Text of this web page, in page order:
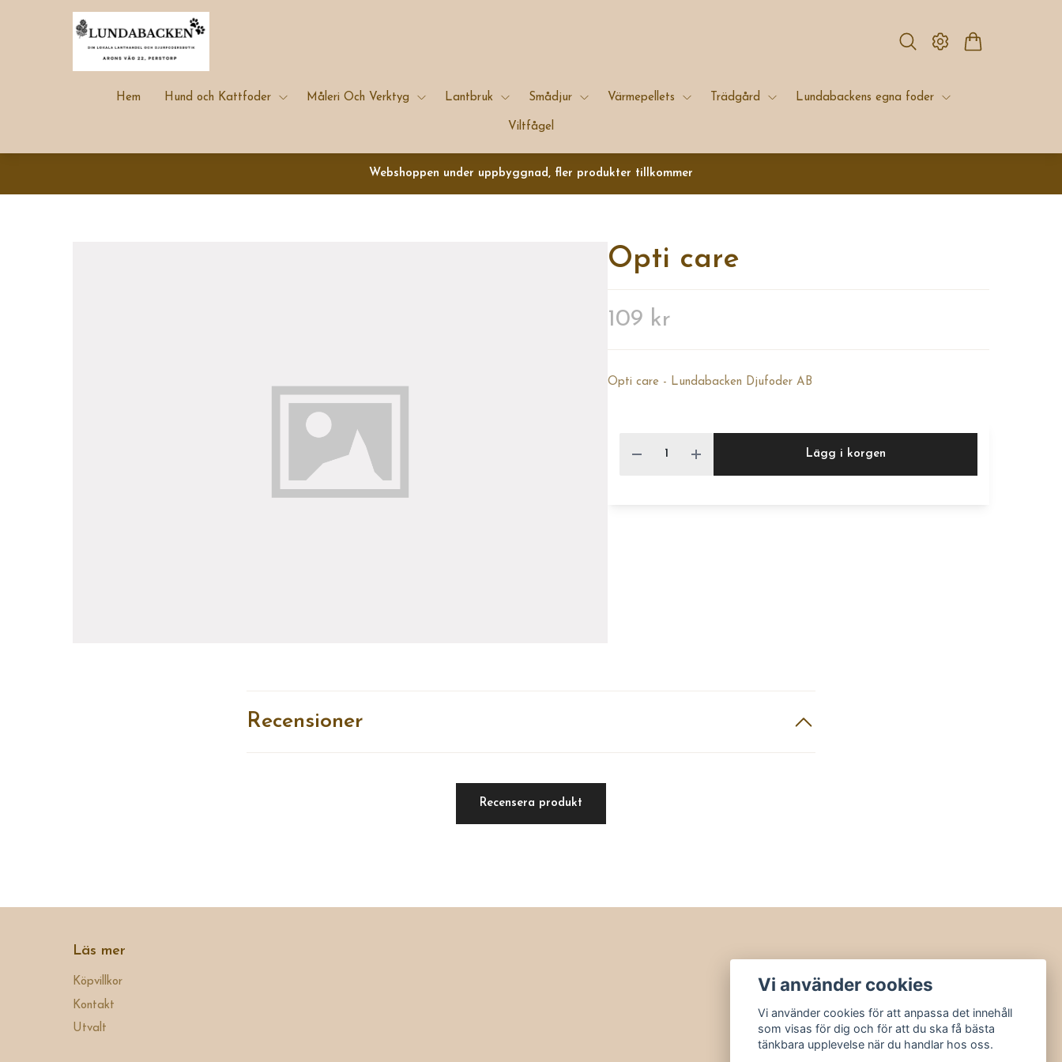
Hem Hund och Kattfoder Måleri Och Verktyg Lantbruk Smådjur Värmepellets Trädgård Lundabackens egna foder
Viltfågel
Webshoppen under uppbyggnad, fler produkter tillkommer
Opti care
109 kr
Opti care - Lundabacken Djufoder AB
Lägg i korgen
Recensioner
Recensera produkt
Läs mer
Köpvillkor
Kontakt
Utvalt
Vi använder cookies
Vi använder cookies för att anpassa det innehåll
som visas för dig och för att du ska få bästa
tänkbara upplevelse när du handlar hos oss.